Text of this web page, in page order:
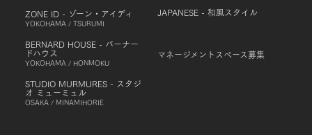
ZONE ID - ゾーン・アイディ
YOKOHAMA / TSURUMI
BERNARD HOUSE - バーナー
ドハウス
YOKOHAMA / HONMOKU
STUDIO MURMURES - スタジ
オ ミューミュル
OSAKA / MINAMIHORIE
JAPANESE - 和風スタイル
マネージメントスペース募集